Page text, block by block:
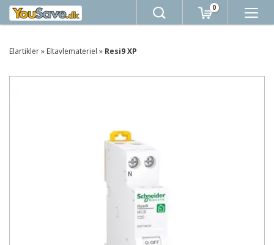
0
Elartikler» Eltavlemateriel » Resi9 XP